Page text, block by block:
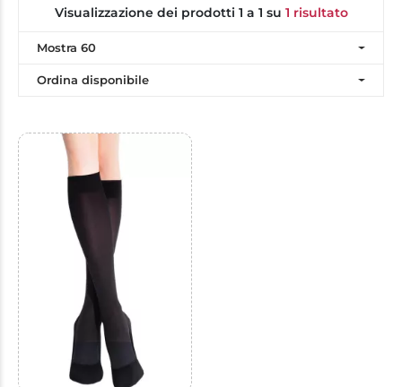
Visualizzazione dei prodotti 1 a 1 su 1 risultato
Mostra 60
Ordina disponibile